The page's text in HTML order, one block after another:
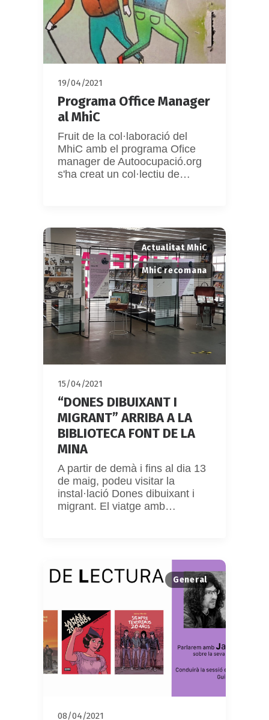
19/04/2021
Programa Office Manager
al MhiC
Fruit de la col·laboració del
MhiC amb el programa Ofice
manager de Autoocupació.org
s'ha creat un col·lectiu de…
Actualitat MhiC
MhiC recomana
15/04/2021
“DONES DIBUIXANT I
MIGRANT” ARRIBA A LA
BIBLIOTECA FONT DE LA
MINA
A partir de demà i fins al dia 13
de maig, podeu visitar la
instal·lació Dones dibuixant i
migrant. El viatge amb…
General
08/04/2021